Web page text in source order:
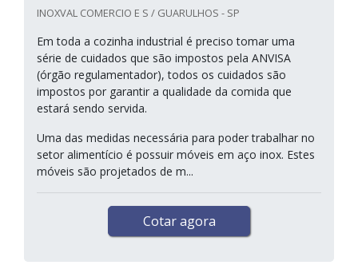
INOXVAL COMERCIO E S / GUARULHOS - SP
Em toda a cozinha industrial é preciso tomar uma
série de cuidados que são impostos pela ANVISA
(órgão regulamentador), todos os cuidados são
impostos por garantir a qualidade da comida que
estará sendo servida.
Uma das medidas necessária para poder trabalhar no
setor alimentício é possuir móveis em aço inox. Estes
móveis são projetados de m...
Cotar agora